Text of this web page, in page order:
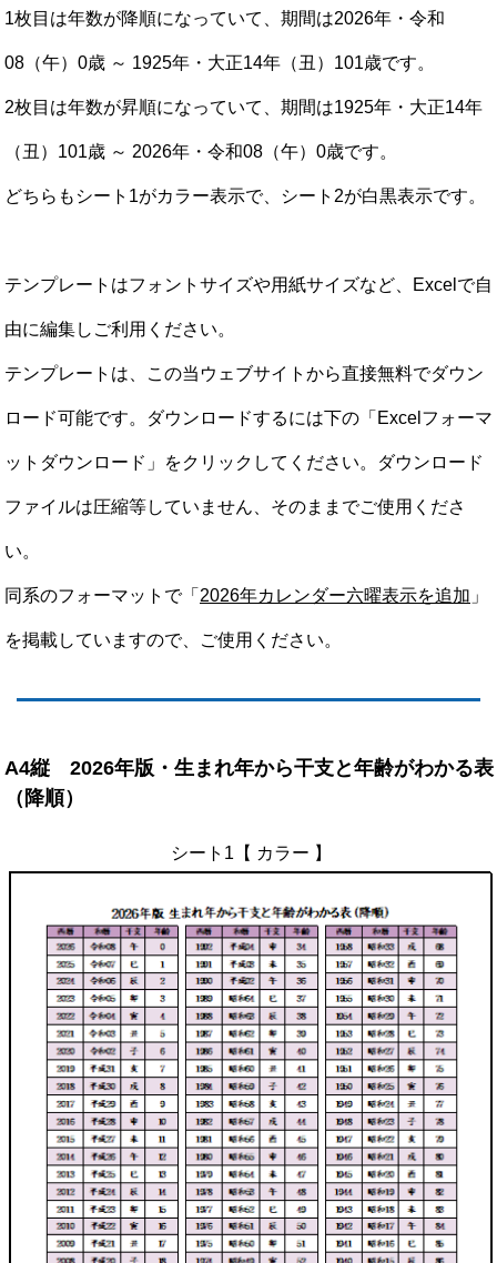
1枚目は年数が降順になっていて、期間は2026年・令和
08（午）0歳 ～ 1925年・大正14年（丑）101歳です。
2枚目は年数が昇順になっていて、期間は1925年・大正14年
（丑）101歳 ～ 2026年・令和08（午）0歳です。
どちらもシート1がカラー表示で、シート2が白黒表示です。
テンプレートはフォントサイズや用紙サイズなど、Excelで自
由に編集しご利用ください。
テンプレートは、この当ウェブサイトから直接無料でダウン
ロード可能です。ダウンロードするには下の「Excelフォーマ
ットダウンロード」をクリックしてください。ダウンロード
ファイルは圧縮等していません、そのままでご使用くださ
い。
同系のフォーマットで「 2026年カレンダー六曜表示を追加 」
を掲載していますので、ご使用ください。
A4縦 2026年版・生まれ年から干支と年齢がわかる表
（降順）
シート1【 カラー 】